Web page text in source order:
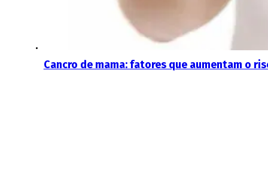
Cancro de mama: fatores que aumentam o